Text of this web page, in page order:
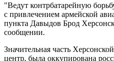
"Ведут контрбатарейную
с привлечением армейской
пункта Давыдов Брод
сообщении.
Значительная часть
центр, была оккупирована